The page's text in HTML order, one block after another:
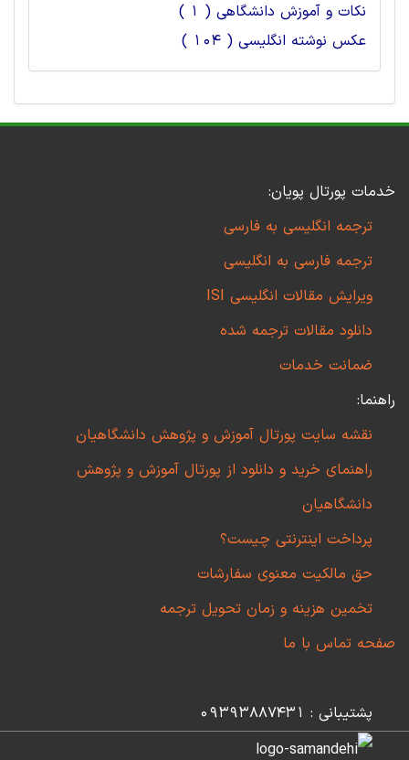
نکات و آموزش دانشگاهی ( 1 )
عکس نوشته انگلیسی ( 104 )
خدمات پورتال پویان:
ترجمه انگلیسی به فارسی
ترجمه فارسی به انگلیسی
ویرایش مقالات انگلیسی ISI
دانلود مقالات ترجمه شده
ضمانت خدمات
راهنما:
نقشه سایت پورتال آموزش و پژوهش دانشگاهیان
راهنمای خرید و دانلود از پورتال آموزش و پژوهش
دانشگاهیان
پرداخت اینترنتی چیست؟
حق مالکیت معنوی سفارشات
تخمین هزینه و زمان تحویل ترجمه
صفحه تماس با ما
پشتیبانی : 09393887431